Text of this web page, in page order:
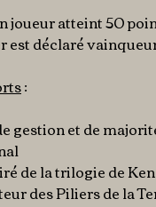
joueur atteint 50
est déclaré
:
gestion et de
de la trilogie de
des Piliers de la